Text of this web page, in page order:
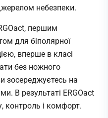
небезпеки.
першим
для біполярної
вперше в класі
без ножного
зосереджуєтесь на
В результаті ERGOact
контроль і комфорт.